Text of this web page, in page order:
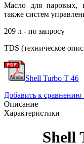
Масло для паровых,
также систем
209 л - по запросу
TDS (техническое
Shell Turbo T 46
Добавить к сравнению
Описание
Характеристики
Shell